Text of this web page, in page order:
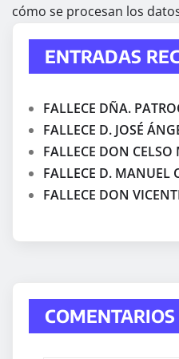
cómo se procesan los
ENTRADAS
FALLECE DÑA.
FALLECE D. JOSÉ
FALLECE DON CELSO
FALLECE D. MANUEL
FALLECE DON